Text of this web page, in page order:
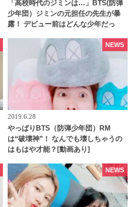
「高校時代のジミンは…」BTS(防弾
少年団）ジミンの元担任の先生が暴
露！ デビュー前はどんな少年だっ
2019.6.28
やっぱりBTS（防弾少年団）RM
は“破壊神”！ なんでも壊しちゃうの
はもはや才能？[動画あり]
NEWS
NEWS